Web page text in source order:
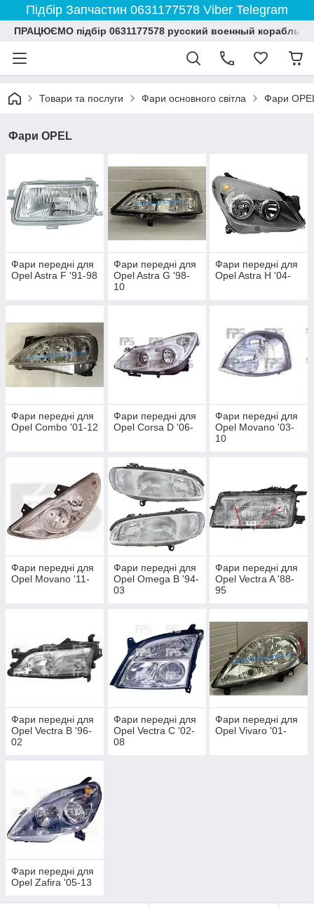
Підбір Запчастин 0631177578 Viber Telegram
ПРАЦЮЄМО підбір 0631177578 русский военный корабль
Товари та послуги Фари основного світла Фари
Фари OPEL
Фари передні для
Opel Astra F '91-98
Фари передні для
Opel Astra G '98-
10
Фари передні для
Opel Astra H '04-
Фари передні для
Opel Combo '01-12
Фари передні для
Opel Corsa D '06-
Фари передні для
Opel Movano '03-
10
Фари передні для
Opel Movano '11-
Фари передні для
Opel Omega B '94-
03
Фари передні для
Opel Vectra A '88-
95
Фари передні для
Opel Vectra B '96-
02
Фари передні для
Opel Vectra C '02-
08
Фари передні для
Opel Vivaro '01-
Фари передні для
Opel Zafira '05-13